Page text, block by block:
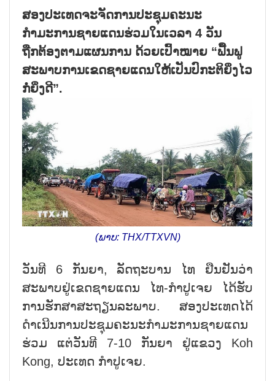
ສອງປະເທດຈະຈັດການປະຊຸມຄະນະ
ກຳມະການຊາຍແດນຮ່ວມໃນເວລາ 4 ວັນ
ຖືກຕ້ອງຕາມແຜນການ ດ້ວຍເປົ້າໝາຍ “ຟື້ນຟູ
ສະພາບການເຂດຊາຍແດນໃຫ້ເປັນປົກະຕິຍິ່ງໄວ
ກໍ່ຍິ່ງດີ”.
(ພາບ: THX/TTXVN)
ວັນທີ 6 ກັນຍາ, ລັດຖະບານ ໄທ ຢືນຢັນວ່າ
ສະພາບຢູ່ເຂດຊາຍແດນ ໄທ-ກຳປູເຈຍ ໄດ້ຮັບ
ການຮັກສາສະຖຽນລະພາບ. ສອງປະເທດໄດ້
ດຳເນີນການປະຊຸມຄະນະກຳມະການຊາຍແດນ
ຮ່ວມ ແຕ່ວັນທີ 7-10 ກັນຍາ ຢູ່ແຂວງ Koh
Kong, ປະເທດ ກຳປູເຈຍ.